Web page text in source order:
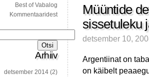
Müüntide
sissetuleku
detsember 10,
Argentiinat on
on käibelt
Best of Vabalog
Kommentaaridest
Arhiiv
detsember 2014 (2)